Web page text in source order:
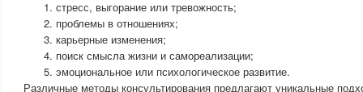
стресс, выгорание или тревожность;
проблемы в отношениях;
карьерные изменения;
поиск смысла жизни и самореализации;
эмоциональное или психологическое развитие.
Различные методы консультирования предлагают уникальные